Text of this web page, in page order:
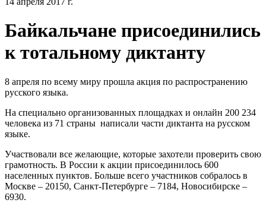
Байкальчане присоединились
к тотальному диктанту
8 апреля по всему миру прошла акция по распространению
русского языка.
На специально организованных площадках и онлайн 200 234
человека из 71 страны написали части диктанта на русском
языке.
Участвовали все желающие, которые захотели проверить свою
грамотность. В России к акции присоединилось 600
населенных пунктов. Больше всего участников собралось в
Москве – 20150, Санкт-Петербурге – 7184, Новосибирске –
6930.